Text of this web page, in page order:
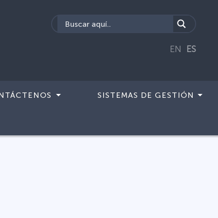
EN ES
SISTEMAS DE GESTIÓN